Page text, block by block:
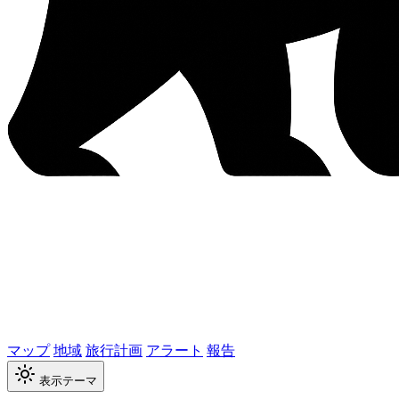
マップ地域旅行計画 アラート 報告
表示テーマ